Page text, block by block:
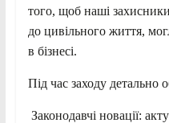
того, щоб наші
до цивільного життя,
в бізнесі.
Під час заходу детально
Законодавчі новації: